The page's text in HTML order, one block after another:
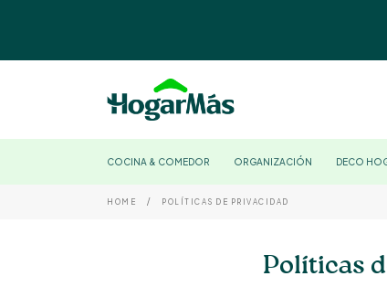
COCINA & COMEDOR ORGANIZACIÓN DECO
HOME POLÍTICAS DE PRIVACIDAD
Políticas